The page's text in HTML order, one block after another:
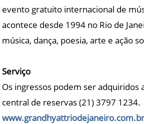
evento gratuito internacional de
acontece desde 1994 no Rio de
música, dança, poesia, arte e ação
Serviço
Os ingressos podem ser adquiridos
central de reservas (21) 3797 1234.